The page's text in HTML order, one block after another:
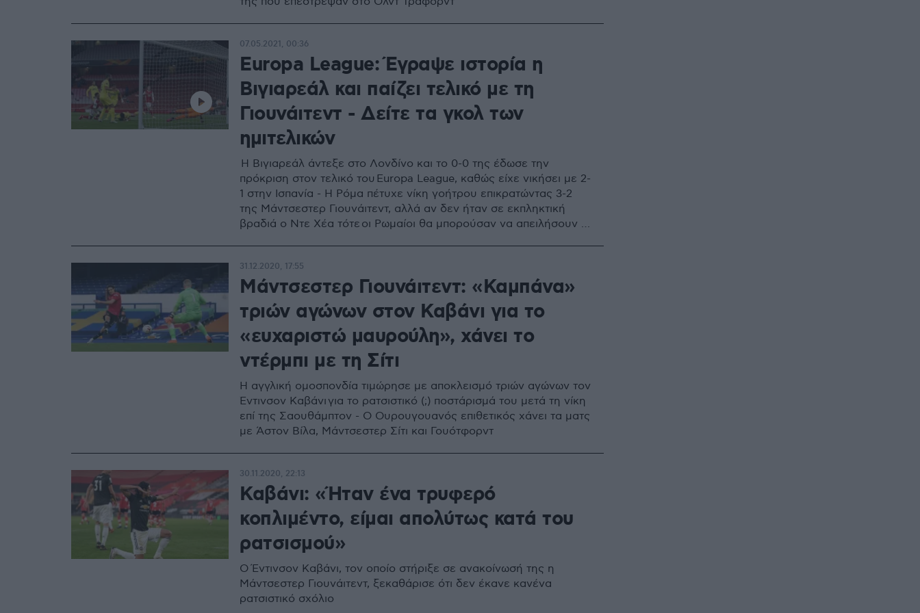
Europa League: Έγραψε ιστορία η
Βιγιαρεάλ και παίζει τελικό με τη
Γιουνάιτεντ - Δείτε τα γκολ των
ημιτελικών
Η Βιγιαρεάλ άντεξε στο Λονδίνο και το 0-0 της έδωσε την
πρόκριση στον τελικό του Europa League, καθώς είχε νικήσει με 2-
1 στην Ισπανία - Η Ρόμα πέτυχε νίκη γοήτρου επικρατώντας 3-2
της Μάντσεστερ Γιουνάιτεντ, αλλά αν δεν ήταν σε εκπληκτική
βραδιά ο Ντε Χέα τότε οι Ρωμαίοι θα μπορούσαν να απειλήσουν το
07.05.2021, 00:36
Μάντσεστερ Γιουνάιτεντ: «Καμπάνα»
τριών αγώνων στον Καβάνι για το
«ευχαριστώ μαυρούλη», χάνει το
ντέρμπι με τη Σίτι
Η αγγλική ομοσπονδία τιμώρησε με αποκλεισμό τριών αγώνων τον
Έντινσον Καβάνι για το ρατσιστικό (;) ποστάρισμά του μετά τη νίκη
επί της Σαουθάμπτον - Ο Ουρουγουανός επιθετικός χάνει τα ματς
με Άστον Βίλα, Μάντσεστερ Σίτι και Γουότφορντ
31.12.2020, 17:55
Καβάνι: «Ήταν ένα τρυφερό
κοπλιμέντο, είμαι απολύτως κατά του
ρατσισμού»
Ο Έντινσον Καβάνι, τον οποίο στήριξε σε ανακοίνωσή της η
Μάντσεστερ Γιουνάιτεντ, ξεκαθάρισε ότι δεν έκανε κανένα
ρατσιστικό σχόλιο
30.11.2020, 22:13